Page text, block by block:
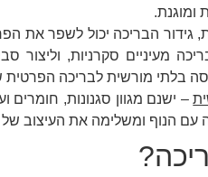
ומוגנת.
גידור הבריכה יכול לשפר את
מעיניים סקרניות,
בלתי מורשית לבריכה
– ישנם מגוון סגנונות, חומרים
הנוף ומשלימה את העיצוב